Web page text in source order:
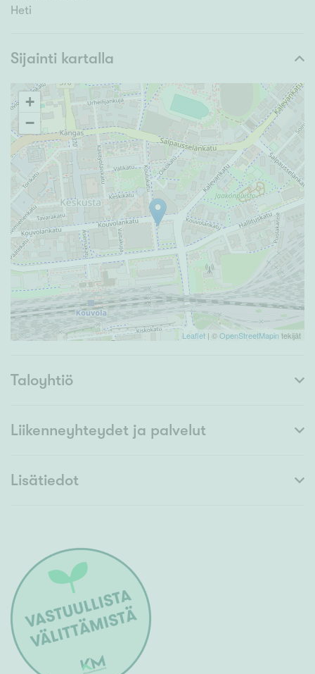
Heti
Sijainti kartalla
+
−
Leaflet | ©OpenStreetMapintekijät
Taloyhtiö
Liikenneyhteydet ja palvelut
Lisätiedot